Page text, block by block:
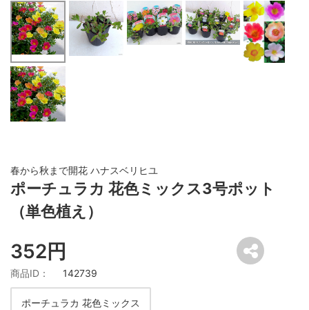
春から秋まで開花 ハナスベリヒユ
ポーチュラカ 花色ミックス3号ポット
（単色植え）
352円
商品ID： 142739
ポーチュラカ 花色ミックス